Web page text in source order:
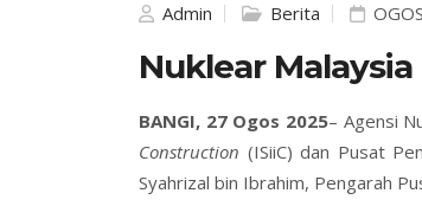
Admin Berita
Nuklear
BANGI, 27 Ogos 2025– Agensi
Construction (ISiiC) dan Pusat
Syahrizal bin Ibrahim, Pengarah